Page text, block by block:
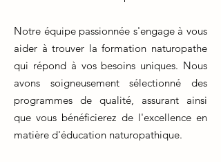
Notre équipe passionnée s'engage à vous
aider à trouver la formation naturopathe
qui répond à vos besoins uniques. Nous
avons soigneusement sélectionné des
programmes de qualité, assurant ainsi
que vous bénéficierez de l'excellence en
matière d'éducation naturopathique.